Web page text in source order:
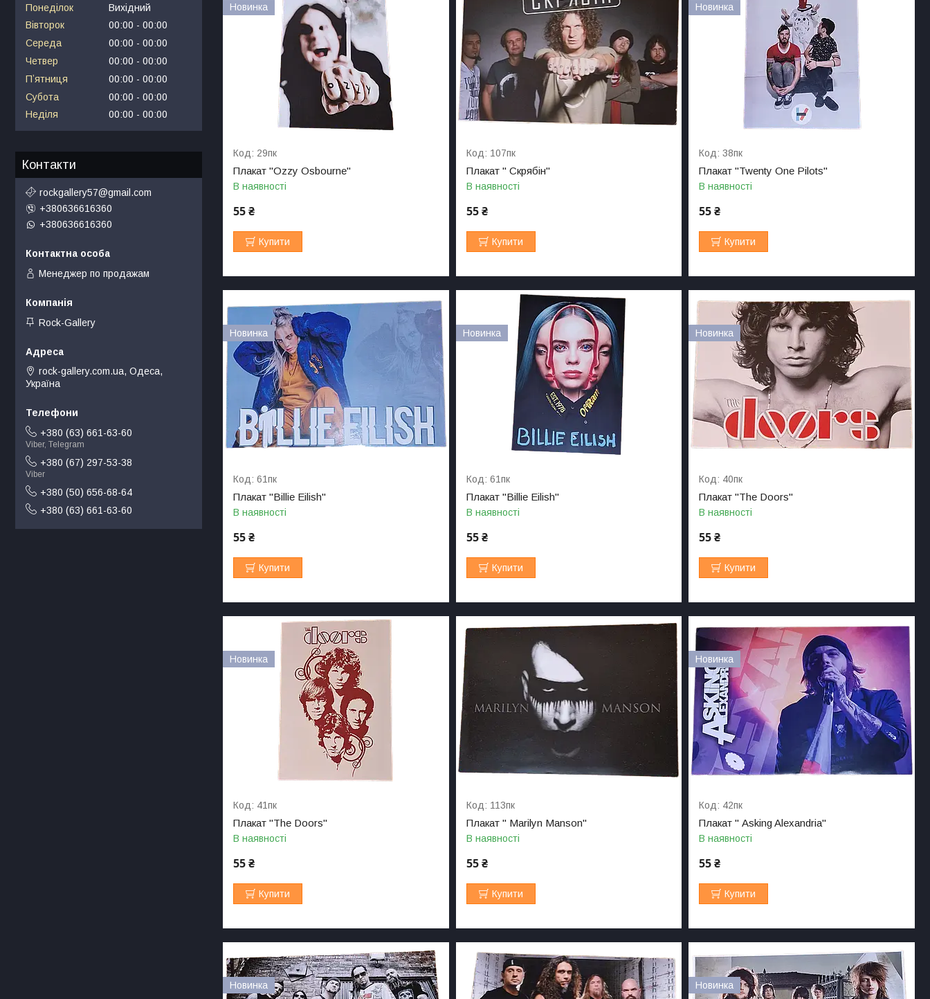
Новинка
29пк
Плакат "Ozzy Osbourne"
В наявності
55 ₴
Купити
107пк
Плакат " Скрябін"
В наявності
55 ₴
Купити
Новинка
38пк
Плакат "Twenty One Pilots"
В наявності
55 ₴
Купити
Новинка
61пк
Плакат "Billie Eilish"
В наявності
55 ₴
Купити
Новинка
61пк
Плакат "Billie Eilish"
В наявності
55 ₴
Купити
Новинка
40пк
Плакат "The Doors"
В наявності
55 ₴
Купити
Новинка
41пк
Плакат "The Doors"
В наявності
55 ₴
Купити
113пк
Плакат " Marilyn Manson"
В наявності
55 ₴
Купити
Новинка
42пк
Плакат " Asking Alexandria"
В наявності
55 ₴
Купити
Новинка Новинка
Понеділок
Вихідний
Вівторок
00:00
00:00
Середа
00:00
00:00
Четвер
00:00
00:00
Пʼятниця
00:00
00:00
Субота
00:00
00:00
Неділя
00:00 00:00
Контакти
rockgallery57@gmail.com
+380636616360
+380636616360
Менеджер по продажам
Rock-Gallery
rock-gallery.com.ua, Одеса,
Україна
+380 (63) 661-63-60
Viber, Telegram
+380 (67) 297-53-38
Viber
+380 (50) 656-68-64
+380 (63) 661-63-60